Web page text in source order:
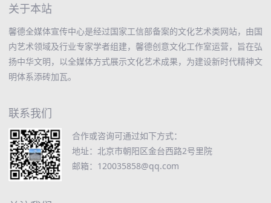
关于本站
馨德全媒体宣传中心是经过国家工信部备案的文化艺术类网站，由国
内艺术领域及行业专家学者组建，馨德创意文化工作室运营，旨在弘
扬中华文明，以全媒体方式展示文化艺术成果，为建设新时代精神文
明体系添砖加瓦。
联系我们
合作或咨询可通过如下方式：
地址：北京市朝阳区金台西路2号里院
邮箱：120035858@qq.com